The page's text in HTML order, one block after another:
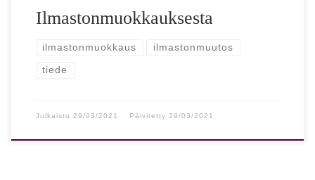
Ilmastonmuokkauksesta
ilmastonmuokkaus ilmastonmuutos
tiede
Julkaistu 29/03/2021 Päivitetty 29/03/2021